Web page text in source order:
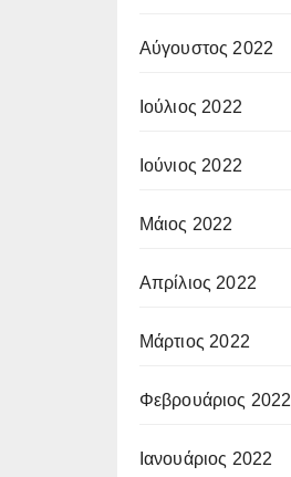
Αύγουστος 2022
Ιούλιος 2022
Ιούνιος 2022
Μάιος 2022
Απρίλιος 2022
Μάρτιος 2022
Φεβρουάριος 2022
Ιανουάριος 2022